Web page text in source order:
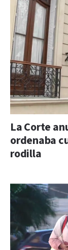
La Corte
ordenaba
rodilla